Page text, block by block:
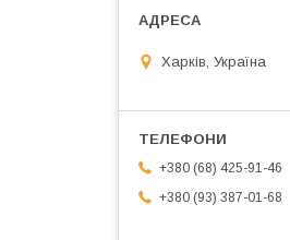
Харків, Україна
+380 (68) 425-91-46
+380 (93) 387-01-68